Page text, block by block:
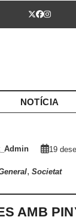
Twitter
Facebook
NOTÍCIA
19
,Societat
AMB